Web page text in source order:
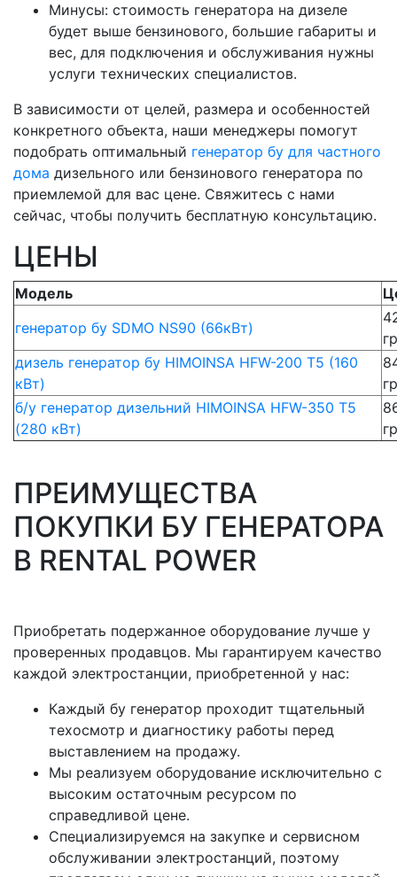
Минусы: стоимость генератора на дизеле
будет выше бензинового, большие габариты и
вес, для подключения и обслуживания нужны
услуги технических специалистов.
В зависимости от целей, размера и особенностей
конкретного объекта, наши менеджеры помогут
подобрать оптимальный генератор бу для частного
дома дизельного или бензинового генератора по
приемлемой для вас цене. Свяжитесь с нами
сейчас, чтобы получить бесплатную консультацию.
ЦЕНЫ
Модель
генератор бу SDMO NS90 (66кВт)
дизель генератор бу HIMOINSA HFW-200 T5 (160
кВт)
б/у генератор дизельний HIMOINSA HFW-350 T5
(280 кВт)
ПРЕИМУЩЕСТВА
ПОКУПКИ БУ ГЕНЕРАТОРА
В RENTAL POWER
Приобретать подержанное оборудование лучше у
проверенных продавцов. Мы гарантируем качество
каждой электростанции, приобретенной у нас:
Каждый бу генератор проходит тщательный
техосмотр и диагностику работы перед
выставлением на продажу.
Мы реализуем оборудование исключительно с
высоким остаточным ресурсом по
справедливой цене.
Специализируемся на закупке и сервисном
обслуживании электростанций, поэтому